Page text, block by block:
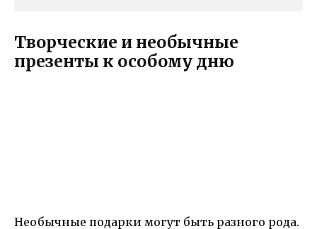
Творческие и необычные
презенты к особому дню
Необычные подарки могут быть разного рода.